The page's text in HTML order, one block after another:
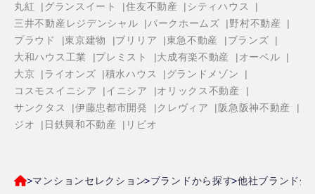
丸紅 グランスイート 住友不動産
シティハウス
三井不動産レジデンシャル
パークホームズ
野村不動産
プラウド
東京建物 ブリリア 東急不動産
ブランズ
大和ハウス工業
プレミスト 大成有楽不動産
オーベル
大京
ライオンズ 積水ハウス
グランドメゾン
コスモスイニシア
イニシア
オリックス不動産
サンクタス
伊藤忠都市開発 クレヴィア
阪急阪神不動産
ジオ
日鉄興和不動産 リビオ
マンションセレクション ブランドから探す 他社ブランド分